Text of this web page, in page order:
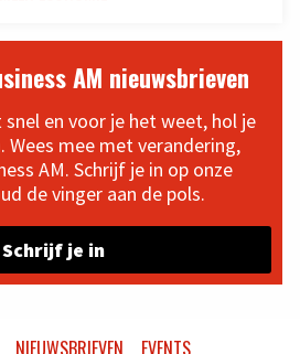
AM nieuwsbrieven
en voor je het weet, hol je
Wees mee met verandering,
AM. Schrijf je in op onze
de vinger aan de pols.
Schrijf je in